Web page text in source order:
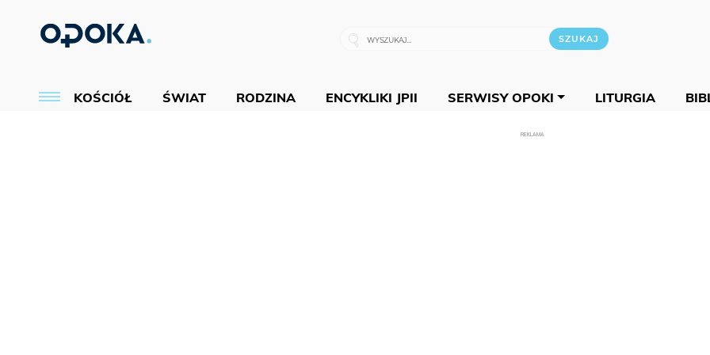
KOŚCIÓŁ ŚWIAT RODZINA ENCYKLIKI JPII SERWISY OPOKI LITURGIA
REKLAMA